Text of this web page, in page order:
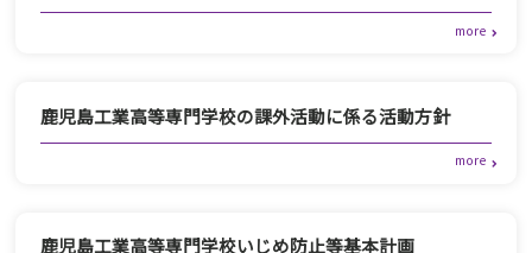
鹿児島工業高等専門学校の課外活動に係る活動方針
鹿児島工業高等専門学校いじめ防止等基本計画